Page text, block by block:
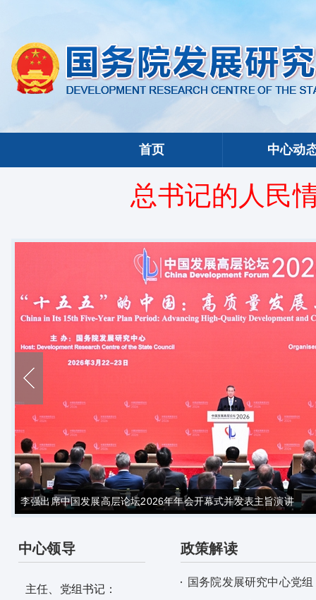
首页 中心动
总书记的人民
李强出席中国发展高层论坛2026年年会开幕式并发表主旨演讲
中心领导
主任、党组书记：
政策解读
国务院发展研究中心党